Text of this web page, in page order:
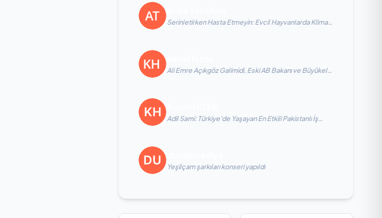
Serinletirken Hasta Etmeyin: Evcil Hayvanlarda Klima
Ali Emre Açıkgöz Galimidi, Eski AB Bakanı ve Büyükelçi
Adil Sami: Türkiye’de Yaşayan En Etkili Pakistanlı İş
Yeşilçam şarkıları konseri yapıldı